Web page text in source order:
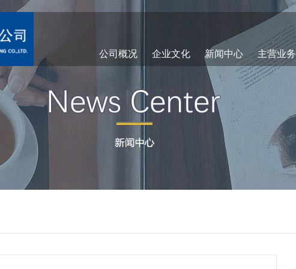
公司概况 企业文化 新闻中心 主营业务